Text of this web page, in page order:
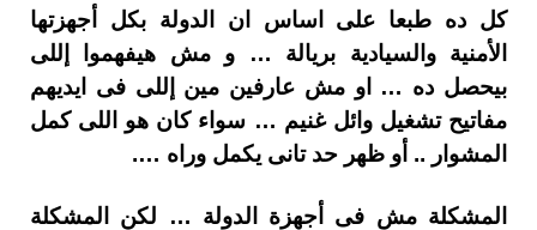
كل ده طبعا على اساس ان الدولة بكل أجهزتها
الأمنية والسيادية بريالة … و مش هيفهموا إللى
بيحصل ده … او مش عارفين مين إللى فى ايديهم
مفاتيح تشغيل وائل غنيم … سواء كان هو اللى كمل
المشوار .. أو ظهر حد تانى يكمل وراه ….
المشكلة مش فى أجهزة الدولة … لكن المشكلة